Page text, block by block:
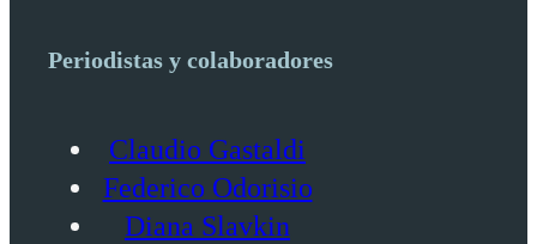
Periodistas y colaboradores
Claudio Gastaldi
Federico Odorisio
Diana Slavkin